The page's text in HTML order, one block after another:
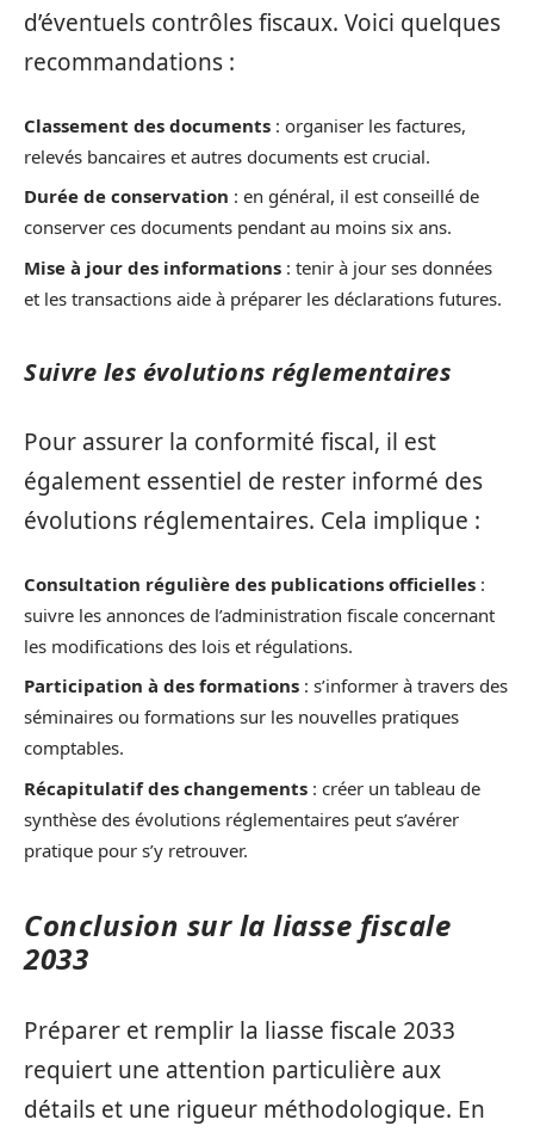
d’éventuels contrôles fiscaux. Voici quelques
recommandations :
Classement des documents : organiser les factures,
relevés bancaires et autres documents est crucial.
Durée de conservation : en général, il est conseillé de
conserver ces documents pendant au moins six ans.
Mise à jour des informations : tenir à jour ses données
et les transactions aide à préparer les déclarations futures.
Suivre les évolutions réglementaires
Pour assurer la conformité fiscal, il est
également essentiel de rester informé des
évolutions réglementaires. Cela implique :
Consultation régulière des publications officielles :
suivre les annonces de l’administration fiscale concernant
les modifications des lois et régulations.
Participation à des formations : s’informer à travers des
séminaires ou formations sur les nouvelles pratiques
comptables.
Récapitulatif des changements : créer un tableau de
synthèse des évolutions réglementaires peut s’avérer
pratique pour s’y retrouver.
Conclusion sur la liasse fiscale
2033
Préparer et remplir la liasse fiscale 2033
requiert une attention particulière aux
détails et une rigueur méthodologique. En